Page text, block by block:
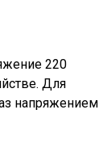
220
Для
напряжением